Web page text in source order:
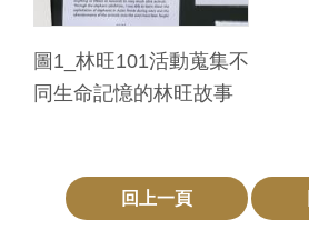
明
回
圖1_林旺101活動蒐集不
同生命記憶的林旺故事
回上一頁